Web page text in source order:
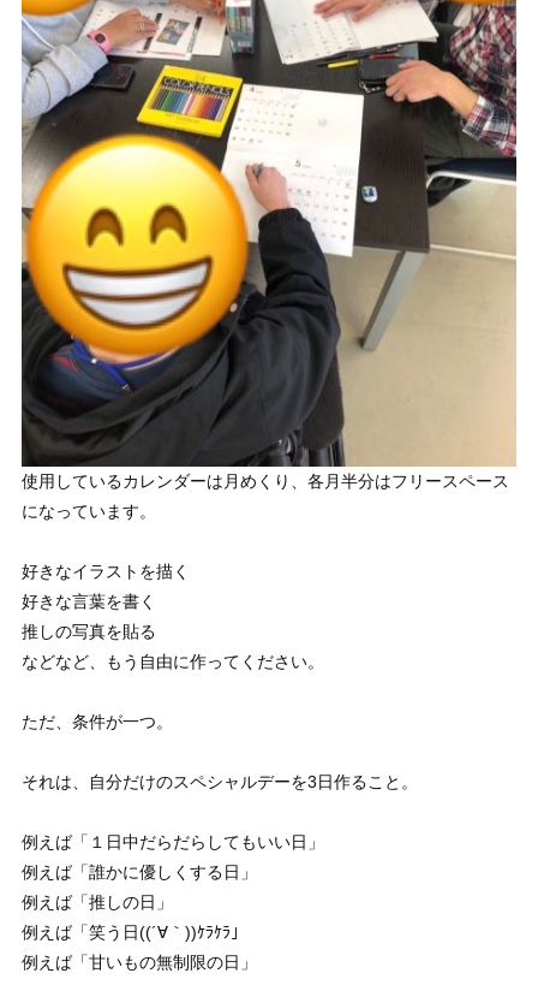
使用しているカレンダーは月めくり、各月半分はフリースペース
になっています。
好きなイラストを描く
好きな言葉を書く
推しの写真を貼る
などなど、もう自由に作ってください。
ただ、条件が一つ。
それは、自分だけのスペシャルデーを3日作ること。
例えば「１日中だらだらしてもいい日」
例えば「誰かに優しくする日」
例えば「推しの日」
例えば「笑う日((´∀｀))ｹﾗｹﾗ」
例えば「甘いもの無制限の日」